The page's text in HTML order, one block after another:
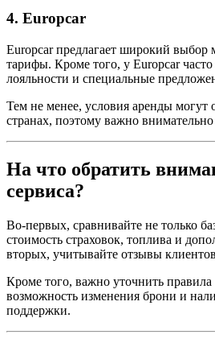
4. Europcar
Europcar предлагает широкий выбор
тарифы. Кроме того, у Europcar
лояльности и специальные
Тем не менее, условия аренды могут
странах, поэтому важно внимательно
На что обратить
сервиса?
Во-первых, сравнивайте не только
стоимость страховок, топлива и
вторых, учитывайте отзывы
Кроме того, важно уточнить правила
возможность изменения брони и
поддержки.